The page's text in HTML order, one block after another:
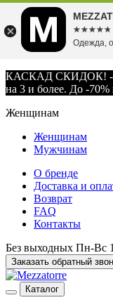
КАСКАД СКИДОК! -5%
на 3 и более. До -
Женщинам
Женщинам
Мужчинам
О бренде
Доставка и
Возврат
FAQ
Контакты
Без выходных Пн-Вс
Заказать обратный
Каталог
☆☆☆☆☆
★★★★★
Одежда,